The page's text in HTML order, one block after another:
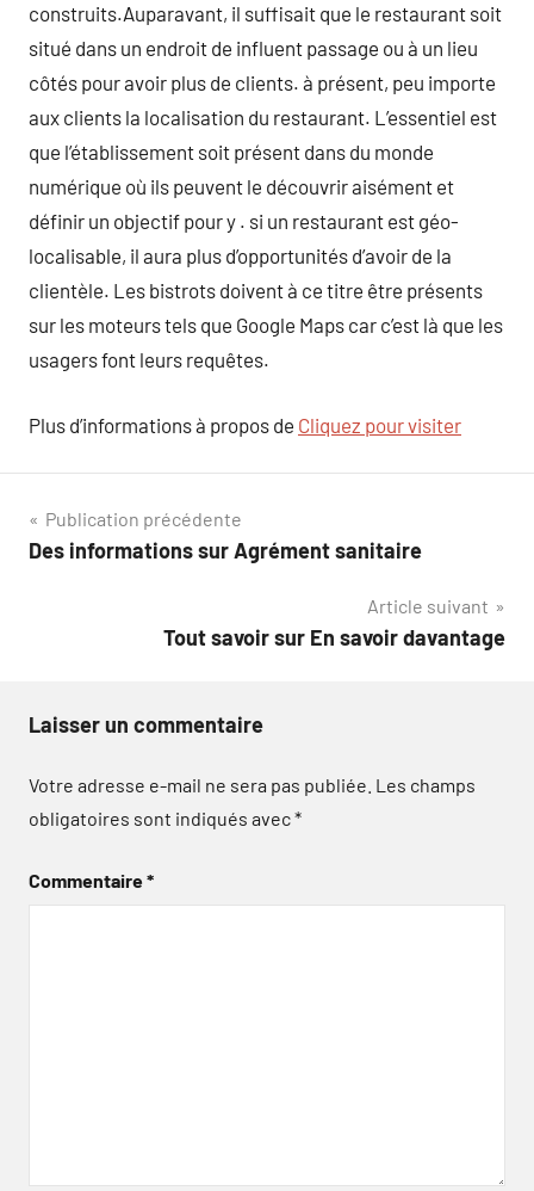
construits.Auparavant, il suffisait que le restaurant soit
situé dans un endroit de influent passage ou à un lieu
côtés pour avoir plus de clients. à présent, peu importe
aux clients la localisation du restaurant. L’essentiel est
que l’établissement soit présent dans du monde
numérique où ils peuvent le découvrir aisément et
définir un objectif pour y . si un restaurant est géo-
localisable, il aura plus d’opportunités d’avoir de la
clientèle. Les bistrots doivent à ce titre être présents
sur les moteurs tels que Google Maps car c’est là que les
usagers font leurs requêtes.
Plus d’informations à propos de Cliquez pour visiter
Navigation
de
Publication précédente
Des informations sur Agrément sanitaire
Article suivant
Tout savoir sur En savoir davantage
Laisser un commentaire
Votre adresse e-mail ne sera pas publiée. Les champs
obligatoires sont indiqués avec*
Commentaire*